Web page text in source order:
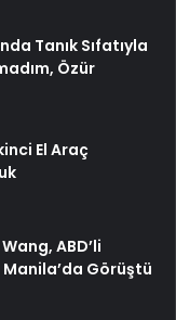
Tanık Sıfatıyla
Özür
El Araç
ABD’li
Manila’da Görüştü